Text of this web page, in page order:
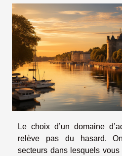
Le choix d’un domaine
relève pas du hasard.
secteurs dans lesquels